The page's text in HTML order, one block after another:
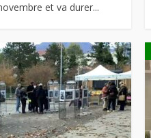
et va durer...